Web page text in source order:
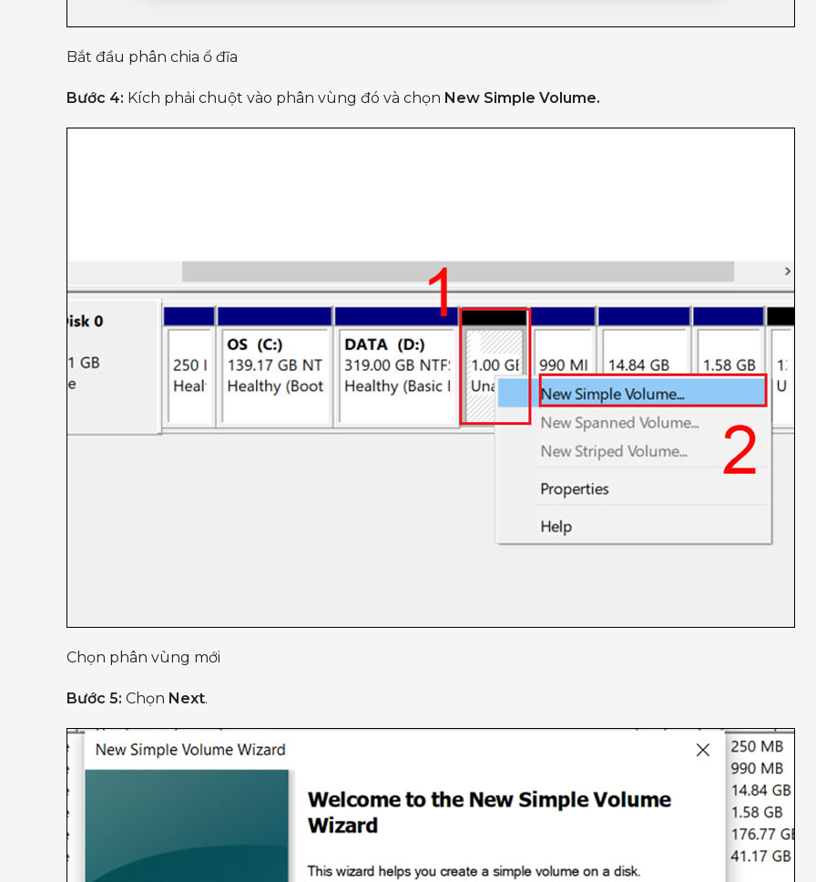
Bắt đầu phân chia ổ đĩa
Bước 4: Kích phải chuột vào phân vùng đó và chọn New Simple Volume.
Chọn phân vùng mới
Bước 5: Chọn Next.